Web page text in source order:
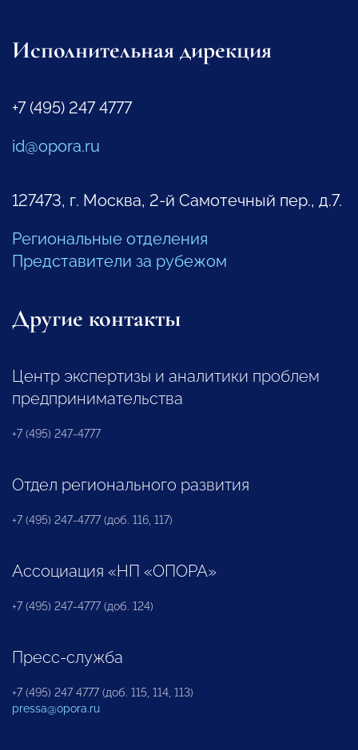
Исполнительная дирекция
+7 (495) 247 4777
id@opora.ru
127473, г. Москва, 2-й Самотечный пер., д.7.
Региональные отделения
Представители за рубежом
Другие контакты
Центр экспертизы и аналитики проблем
предпринимательства
+7 (495) 247-4777
Отдел регионального развития
+7 (495) 247-4777 (доб. 116, 117)
Ассоциация «НП «ОПОРА»
+7 (495) 247-4777 (доб. 124)
Пресс-служба
+7 (495) 247 4777 (доб. 115, 114, 113)
pressa@opora.ru